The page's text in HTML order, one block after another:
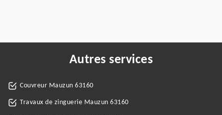
Autres services
Couvreur Mauzun 63160
Travaux de zinguerie Mauzun 63160